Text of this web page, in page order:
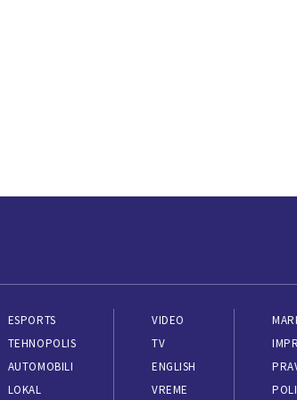
ESPORTS
TEHNOPOLIS
AUTOMOBILI
LOKAL
VIDEO
TV
ENGLISH
VREME